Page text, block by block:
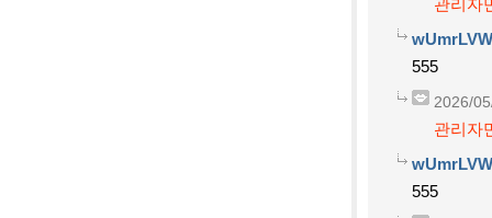
관리자
555
2026/
관리자
555